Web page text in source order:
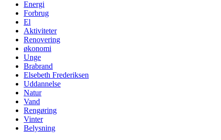
Energi
Forbrug
El
Aktiviteter
Renove­ring
økonomi
Unge
Brabrand
Elsebeth Frederiksen
Uddannelse
Natur
Vand
Rengøring
Vinter
Belysning